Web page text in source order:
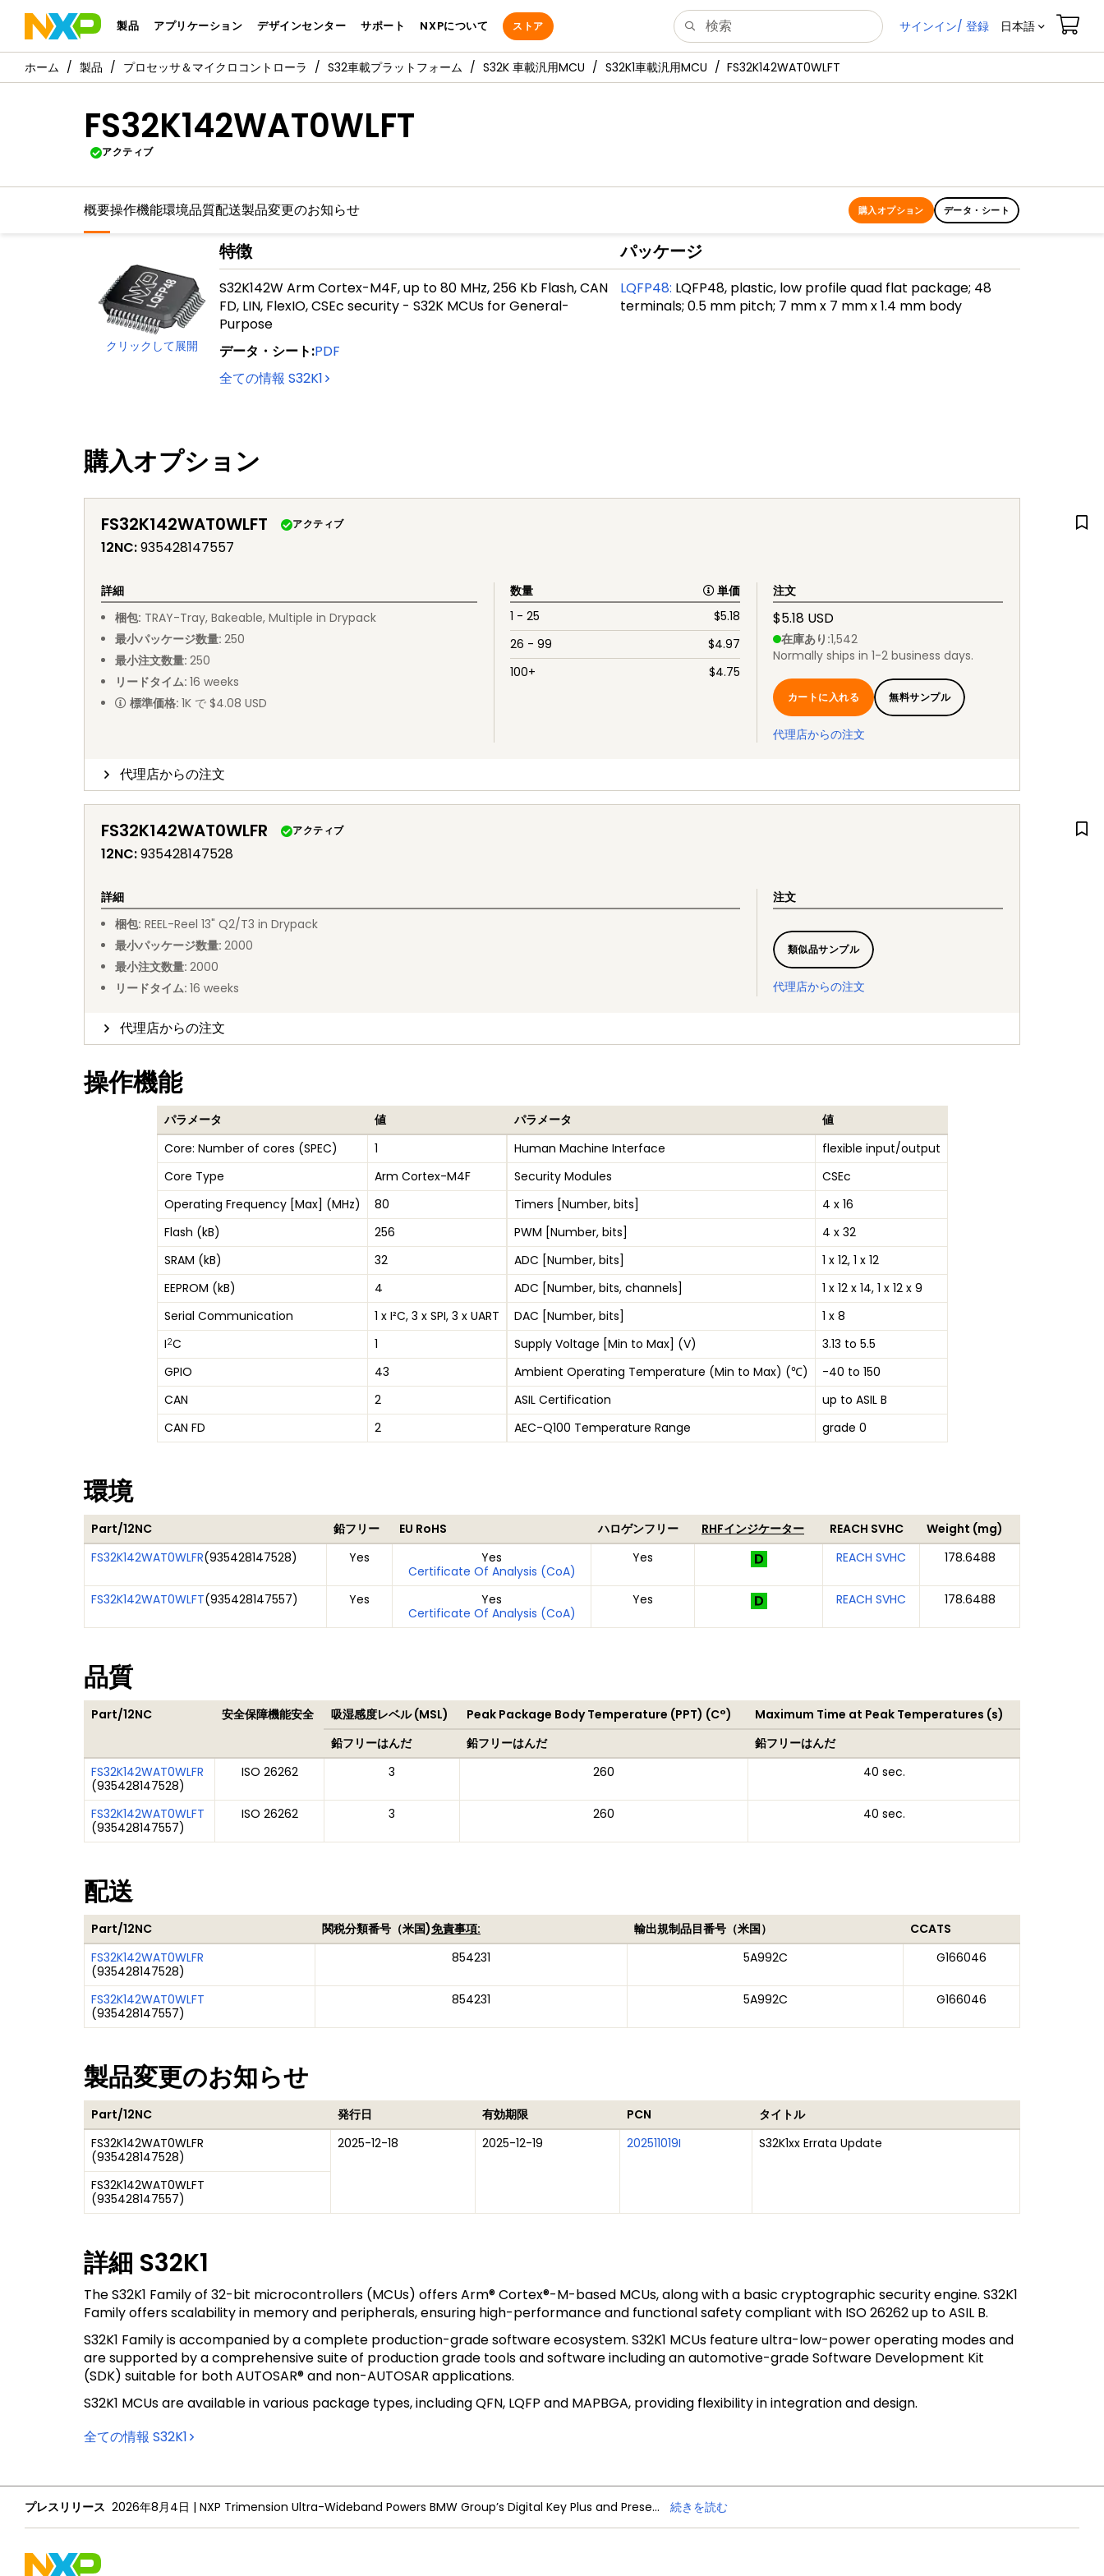
製品 アプリケーション デザインセンター サポート NXPについて ストア サインイン/ 登録 日本語
製品 プロセッサ＆マイクロコントローラ S32車載プラットフォーム S32K 車載汎用MCU S32K1車載汎用MCU FS32K142WAT0WLFT
FS32K142WAT0WLFT
アクティブ
概要操作機能環境品質配送製品変更のお知らせ 購入オプション データ・シート
クリックして展開
特徴
S32K142W Arm Cortex-M4F, up to 80 MHz, 256 Kb Flash, CAN
FD, LIN, FlexIO, CSEc security - S32K MCUs for General-
Purpose
データ・シート:PDF
全ての情報 S32K1
パッケージ
LQFP48: LQFP48, plastic, low profile quad flat package; 48
terminals; 0.5 mm pitch; 7 mm x 7 mm x 1.4 mm body
購入オプション
FS32K142WAT0WLFT アクティブ
12NC:935428147557
詳細
梱包: TRAY-Tray, Bakeable, Multiple in Drypack
最小パッケージ数量: 250
最小注文数量: 250
リードタイム: 16 weeks
標準価格: 1K で $4.08 USD
数量
単価
1 - 25
$5.18
26 - 99
$4.97
100+
$4.75
注文
$5.18 USD
在庫あり :1,542
Normally ships in 1-2 business days.
カートに入れる 無料サンプル
代理店からの注文
代理店からの注文
FS32K142WAT0WLFR アクティブ
12NC:935428147528
詳細
梱包: REEL-Reel 13" Q2/T3 in Drypack
最小パッケージ数量: 2000
最小注文数量: 2000
リードタイム: 16 weeks
注文
類似品サンプル
代理店からの注文
代理店からの注文
操作機能
パラメータ
値
Core: Number of cores (SPEC)
1
Core Type
Arm Cortex-M4F
Operating Frequency [Max] (MHz)
80
Flash (kB)
256
SRAM (kB)
32
EEPROM (kB)
4
Serial Communication
1 x I²C, 3 x SPI, 3 x UART
I2C
1
GPIO
43
CAN
2
CAN FD
2
パラメータ
値
Human Machine Interface
flexible input/output
Security Modules
CSEc
Timers [Number, bits]
4 x 16
PWM [Number, bits]
4 x 32
ADC [Number, bits]
1 x 12, 1 x 12
ADC [Number, bits, channels]
1 x 12 x 14, 1 x 12 x 9
DAC [Number, bits]
1 x 8
Supply Voltage [Min to Max] (V)
3.13 to 5.5
Ambient Operating Temperature (Min to Max) (℃)
-40 to 150
ASIL Certification
up to ASIL B
AEC-Q100 Temperature Range
grade 0
環境
Part/12NC 鉛フリー EU RoHS ハロゲンフリー RHFインジケーター REACH SVHC
Weight (mg)
FS32K142WAT0WLFR(935428147528) Yes
Yes
Certificate Of Analysis (CoA)
Yes REACH SVHC 178.6488
FS32K142WAT0WLFT(935428147557) Yes
Yes
Certificate Of Analysis (CoA)
Yes REACH SVHC 178.6488
品質
Part/12NC 安全保障機能安全 吸湿感度レベル (MSL) Peak Package Body Temperature (PPT) (C°)
Maximum Time at Peak Temperatures (s)
鉛フリーはんだ
鉛フリーはんだ
鉛フリーはんだ
FS32K142WAT0WLFR
(935428147528)
ISO 26262 3 260 40 sec.
FS32K142WAT0WLFT
(935428147557)
ISO 26262 3 260 40 sec.
配送
Part/12NC 関税分類番号（米国)免責事項: 輸出規制品目番号（米国）
CCATS
FS32K142WAT0WLFR
(935428147528)
854231 5A992C G166046
FS32K142WAT0WLFT
(935428147557)
854231 5A992C G166046
製品変更のお知らせ
Part/12NC 発行日 有効期限 PCN
タイトル
FS32K142WAT0WLFR
(935428147528)
2025-12-18 2025-12-19 202511019I S32K1xx Errata Update
FS32K142WAT0WLFT
(935428147557)
詳細 S32K1
The S32K1 Family of 32-bit microcontrollers (MCUs) offers Arm® Cortex®-M-based MCUs, along with a basic cryptographic security engine. S32K1
Family offers scalability in memory and peripherals, ensuring high-performance and functional safety compliant with ISO 26262 up to ASIL B.
S32K1 Family is accompanied by a complete production-grade software ecosystem. S32K1 MCUs feature ultra-low-power operating modes and
are supported by a comprehensive suite of production grade tools and software including an automotive-grade Software Development Kit
(SDK) suitable for both AUTOSAR® and non-AUTOSAR applications.
S32K1 MCUs are available in various package types, including QFN, LQFP and MAPBGA, providing flexibility in integration and design.
全ての情報 S32K1
プレスリリース 2026年8月4日 | NXP Trimension Ultra-Wideband Powers BMW Group’s Digital Key Plus and Presence Detection 続きを読む
プレスリリース 2026年7月28日 |NXP Semiconductors Reports Second Quarter 2026 Results 続きを読む